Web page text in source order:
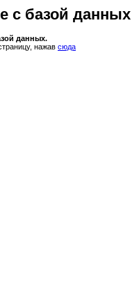
с базой данных
данных.
нажав сюда